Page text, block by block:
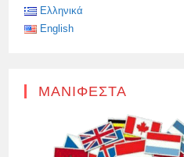
Ελληνικά
English
ΜΑΝΙΦΈΣΤΑ